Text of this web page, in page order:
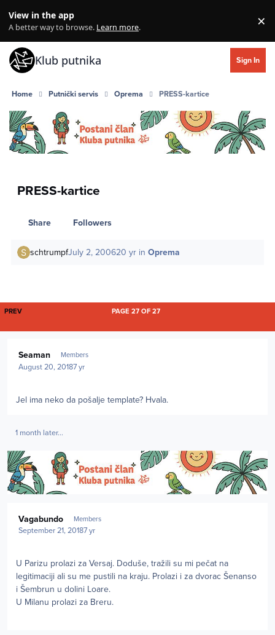
View in the app
A better way to browse. Learn more. ×
Klub putnika Sign In
Home Putnički servis Oprema PRESS-kartice
PRESS-kartice
Share Followers
schtrumpfJuly 2, 200620 yr inOprema
FIRST PAGE
PREV PAGE 27 OF 27
Seaman Members
August 20, 20187 yr
Jel ima neko da pošalje template? Hvala.
1 month later...
Vagabundo Members
September 21, 20187 yr
U Parizu prolazi za Versaj. Doduše, tražili su mi pečat na
legitimaciji ali su me pustili na kraju. Prolazi i za dvorac Šenanso
i Šembrun u dolini Loare.
U Milanu prolazi za Breru.